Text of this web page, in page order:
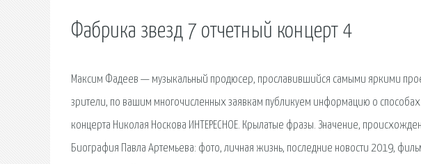
Фабрика звезд 7 отчетный концерт 4
Максим Фадеев — музыкальный продюсер, прославившийся самыми яркими
зрители, по вашим многочисленных заявкам публикуем информацию о
концерта Николая Носкова ИНТЕРЕСНОЕ. Крылатые фразы. Значение,
Биография Павла Артемьева: фото, личная жизнь, последние новости 2019,